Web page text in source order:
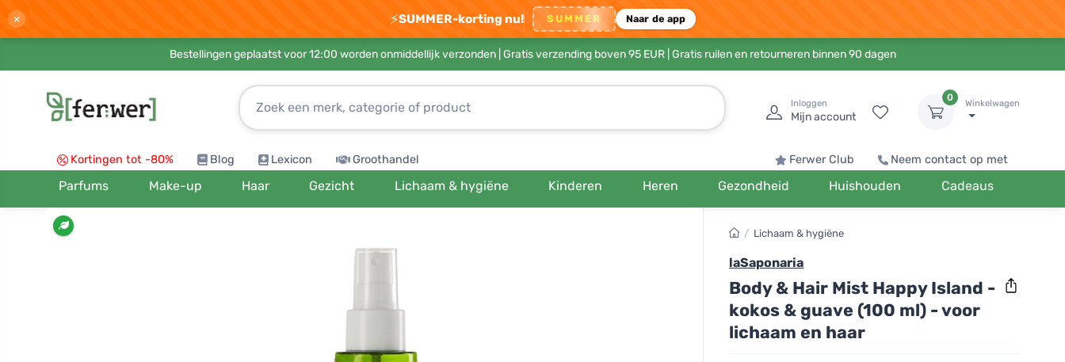
× ⚡SUMMER-korting nu! SUMMER Naar de app
Bestellingen geplaatst voor 12:00 worden onmiddellijk verzonden | Gratis verzending boven 95 EUR| Gratis ruilen en retourneren binnen 90 dagen
Inloggen
Mijn account
0
Winkelwagen
Kortingen tot -80% Blog Lexicon Groothandel Ferwer Club Neem contact op met
Parfums Make-up Haar Gezicht Lichaam & hygiëne Kinderen Heren Gezondheid Huishouden Cadeaus
/ Lichaam & hygiëne
laSaponaria
Body & Hair Mist Happy Island -
kokos & guave (100 ml) - voor
lichaam en haar